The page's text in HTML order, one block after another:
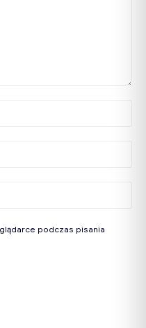
podczas pisania